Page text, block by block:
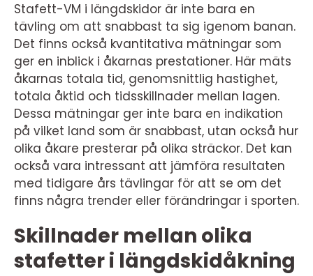
Stafett-VM i längdskidor är inte bara en
tävling om att snabbast ta sig igenom banan.
Det finns också kvantitativa mätningar som
ger en inblick i åkarnas prestationer. Här mäts
åkarnas totala tid, genomsnittlig hastighet,
totala åktid och tidsskillnader mellan lagen.
Dessa mätningar ger inte bara en indikation
på vilket land som är snabbast, utan också hur
olika åkare presterar på olika sträckor. Det kan
också vara intressant att jämföra resultaten
med tidigare års tävlingar för att se om det
finns några trender eller förändringar i sporten.
Skillnader mellan olika
stafetter i längdskidåkning